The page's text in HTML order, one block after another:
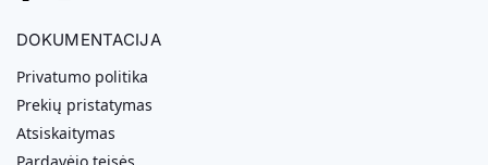
DOKUMENTACIJA
Privatumo politika
Prekių pristatymas
Atsiskaitymas